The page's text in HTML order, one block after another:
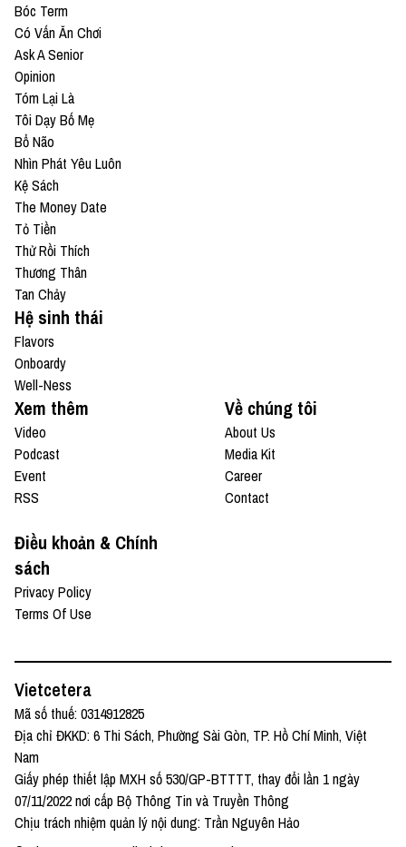
Bóc Term
Có Vấn Ăn Chơi
Ask A Senior
Opinion
Tóm Lại Là
Tôi Dạy Bố Mẹ
Bổ Não
Nhìn Phát Yêu Luôn
Kệ Sách
The Money Date
Tỏ Tiền
Thử Rồi Thích
Thương Thân
Tan Chảy
Hệ sinh thái
Flavors
Onboardy
Well-Ness
Xem thêm
Video
Podcast
Event
RSS
Về chúng tôi
About Us
Media Kit
Career
Contact
Điều khoản & Chính
sách
Privacy Policy
Terms Of Use
Vietcetera
Mã số thuế: 0314912825
Địa chỉ ĐKKD: 6 Thi Sách, Phường Sài Gòn, TP. Hồ Chí Minh, Việt
Nam
Giấy phép thiết lập MXH số 530/GP-BTTTT, thay đổi lần 1 ngày
07/11/2022 nơi cấp Bộ Thông Tin và Truyền Thông
Chịu trách nhiệm quản lý nội dung: Trần Nguyên Hảo